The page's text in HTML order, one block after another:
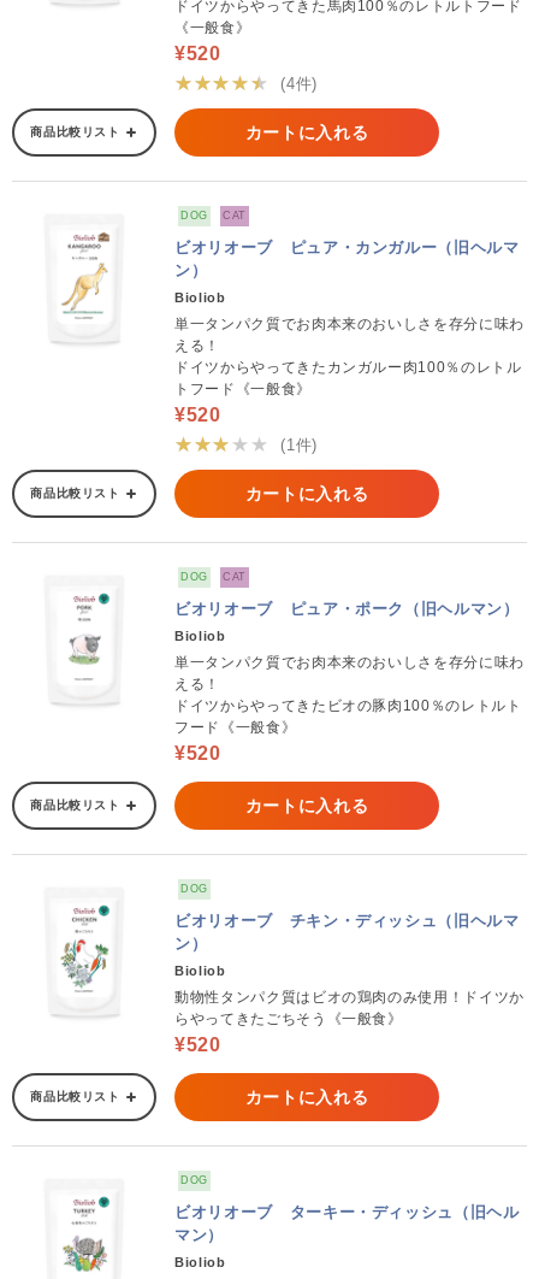
ドイツからやってきた馬肉100％のレトルトフード
《一般食》
¥520
★★★★★
(4件)
商品比較リスト カートに入れる
DOG CAT
ビオリオーブ ピュア・カンガルー（旧ヘルマ
ン）
Bioliob
単一タンパク質でお肉本来のおいしさを存分に味わ
える！
ドイツからやってきたカンガルー肉100％のレトル
トフード《一般食》
¥520
★★★★★
(1件)
商品比較リスト カートに入れる
DOG CAT
ビオリオーブ ピュア・ポーク（旧ヘルマン）
Bioliob
単一タンパク質でお肉本来のおいしさを存分に味わ
える！
ドイツからやってきたビオの豚肉100％のレトルト
フード《一般食》
¥520
商品比較リスト カートに入れる
DOG
ビオリオーブ チキン・ディッシュ（旧ヘルマ
ン）
Bioliob
動物性タンパク質はビオの鶏肉のみ使用！ドイツか
らやってきたごちそう《一般食》
¥520
商品比較リスト カートに入れる
DOG
ビオリオーブ ターキー・ディッシュ（旧ヘル
マン）
Bioliob